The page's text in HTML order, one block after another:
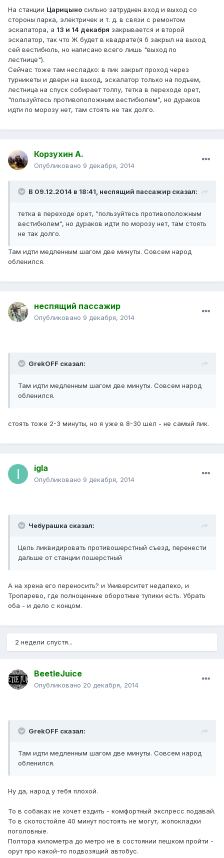
На станции Царицыно сильно затруднен вход и выход со
стороны парка, электричек и т. д. в связи с ремонтом
эскалатора, а 13 и 14 декабря закрывается и второй
эскалатор, так что Ж будет в квадрате(я б закрыл на выход
сей вестибюль, но написано всего лишь "выход по
лестнице").
Сейчас тоже там несладко: в пик закрыт проход через
турникеты и двери на выход, эскалатор только на подъем,
лестница на спуск собирает толпу, тетка в переходе орет,
"пользуйтесь противоположным вестибюлем", но дураков
идти по морозу нет, там стоять не так долго.
Корзухин А.
Опубликовано 9 декабря, 2014
В 09.12.2014 в 18:41, неспящий пассажир сказал:
тетка в переходе орет, "пользуйтесь противоположным
вестибюлем", но дураков идти по морозу нет, там стоять
не так долго.
Там идти медленным шагом две минуты. Совсем народ
обленился.
неспящий пассажир
Опубликовано 9 декабря, 2014
GrekOFF сказал:
Там идти медленным шагом две минуты. Совсем народ
обленился.
стоять тоже 2-3 минуты, но я уже в 8-30 шел - не самый пик.
igla
Опубликовано 9 декабря, 2014
Чебурашка сказал:
Цель ликвидировать противошерстный съезд, перенести
дальше от станции пошерстный
А на хрена его переносить? и Университет недалеко, и
Тропарево, где полноценные оборотные тупики есть. Убрать
оба - и дело с концом.
2 недели спустя...
BeetleJuice
Опубликовано 20 декабря, 2014
GrekOFF сказал:
Там идти медленным шагом две минуты. Совсем народ
обленился.
Ну да, народ у тебя плохой.
То в собаках не хочет ездить - комфортный экспресс подавай.
То в скотостойле 40 минут постоять не могут, жопокладки
поголовные.
Полтора километра до метро не в состоянии пешком пройти -
орут про какой-то подвозящий автобус.